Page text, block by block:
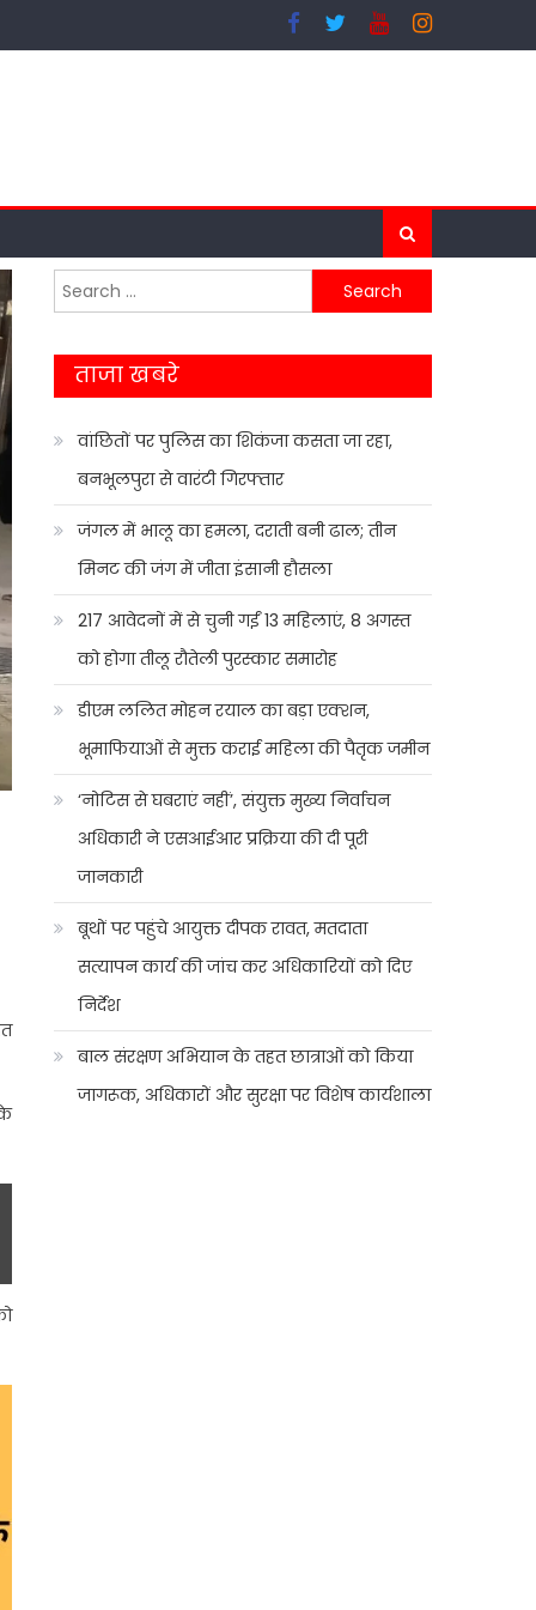
Search
for:
ताजा खबरे
वांछितों पर पुलिस का शिकंजा कसता जा रहा,
बनभूलपुरा से वारंटी गिरफ्तार
जंगल में भालू का हमला, दराती बनी ढाल; तीन
मिनट की जंग में जीता इंसानी हौसला
217 आवेदनों में से चुनी गईं 13 महिलाएं, 8 अगस्त
को होगा तीलू रौतेली पुरस्कार समारोह
डीएम ललित मोहन रयाल का बड़ा एक्शन,
भूमाफियाओं से मुक्त कराई महिला की पैतृक जमीन
‘नोटिस से घबराएं नहीं’, संयुक्त मुख्य निर्वाचन
अधिकारी ने एसआईआर प्रक्रिया की दी पूरी
जानकारी
बूथों पर पहुंचे आयुक्त दीपक रावत, मतदाता
सत्यापन कार्य की जांच कर अधिकारियों को दिए
निर्देश
बाल संरक्षण अभियान के तहत छात्राओं को किया
जागरूक, अधिकारों और सुरक्षा पर विशेष कार्यशाला